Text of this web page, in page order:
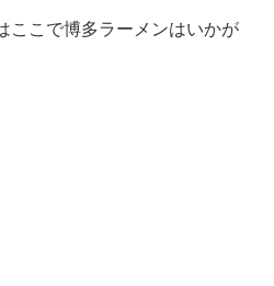
ここで博多ラーメンはいかが